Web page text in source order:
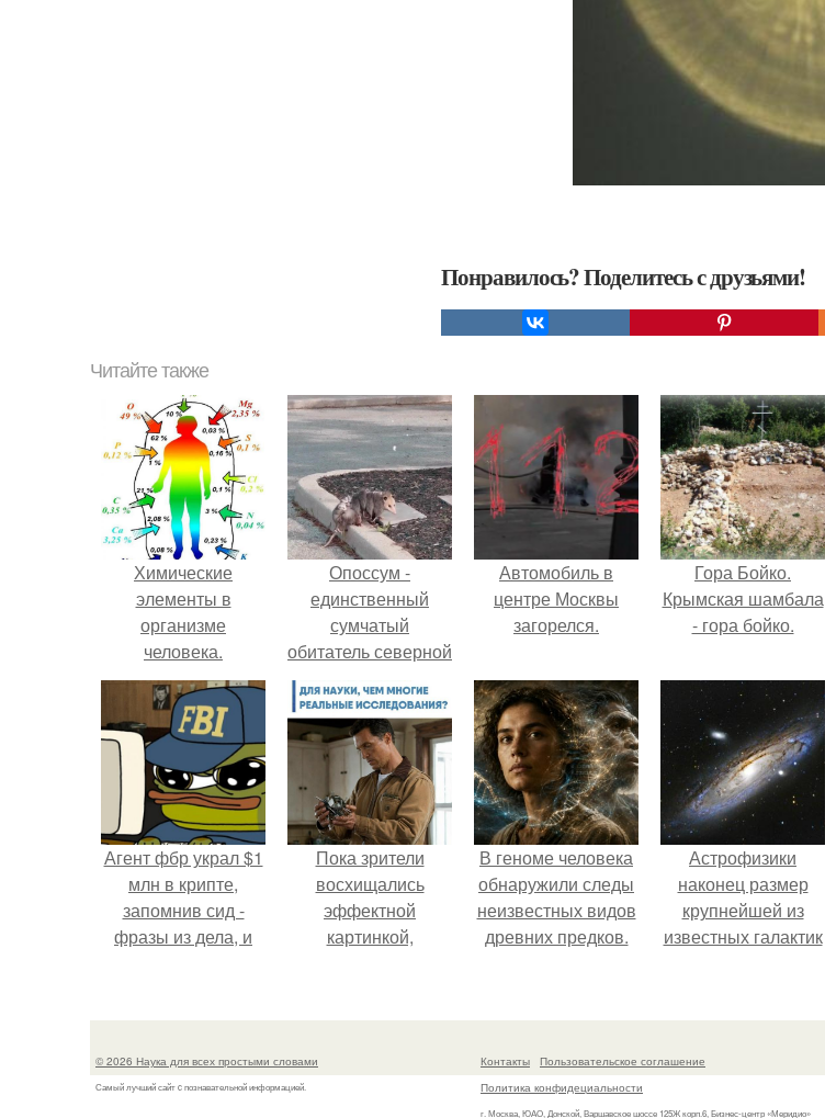
Понравилось? Поделитесь с друзьями!
Читайте также
Химические
элементы в
организме
человека.
Опоссум -
единственный
сумчатый
обитатель северной
Автомобиль в
центре Москвы
загорелся.
Гора Бойко.
Крымская шамбала
- гора бойко.
Агент фбр украл $1
млн в крипте,
запомнив сид -
фразы из дела, и
потратить.
Пока зрители
восхищались
эффектной
картинкой,
построили одну из
моделей чёрной
В геноме человека
обнаружили следы
неизвестных видов
древних предков.
Астрофизики
наконец размер
крупнейшей из
известных галактик
© 2026 Наука для всех простыми словами
Самый лучший сайт c познавательной информацией.
Контакты
Пользовательское соглашение
Политика конфидециальности
г. Москва, ЮАО, Донской, Варшавское шоссе 125Ж корп.6, Бизнес-центр «Меридио»